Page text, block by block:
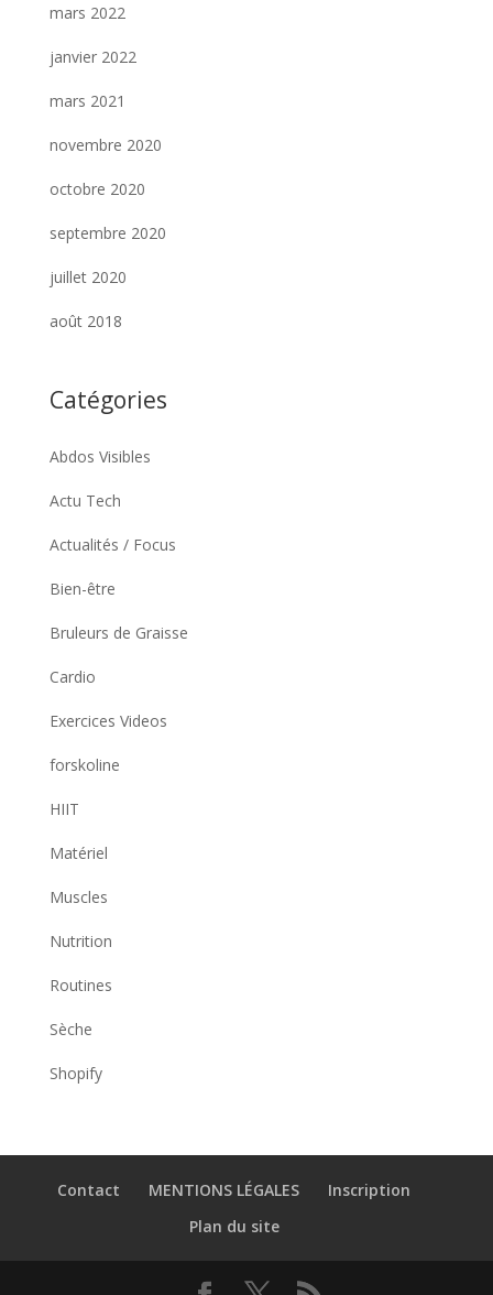
mars 2022
janvier 2022
mars 2021
novembre 2020
octobre 2020
septembre 2020
juillet 2020
août 2018
Catégories
Abdos Visibles
Actu Tech
Actualités / Focus
Bien-être
Bruleurs de Graisse
Cardio
Exercices Videos
forskoline
HIIT
Matériel
Muscles
Nutrition
Routines
Sèche
Shopify
Contact MENTIONS LÉGALES
Inscription
Plan du site